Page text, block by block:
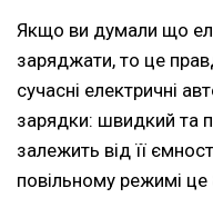
Якщо ви думали що
заряджати, то це
сучасні електричні
зарядки: швидкий та
залежить від її
повільному режимі